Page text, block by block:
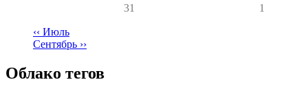
31
1
Нумерация
‹‹ Июль
Сентябрь ››
Облако тегов